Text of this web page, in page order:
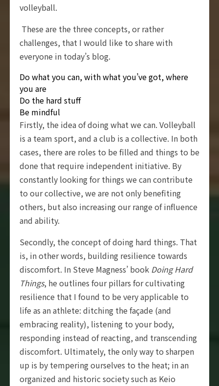
volleyball.
These are the three concepts, or rather
challenges, that I would like to share with
everyone in today’s blog.
Do what you can, with what you’ve got, where
you are
Do the hard stuff
Be mindful
Firstly, the idea of doing what we can. Volleyball
is a team sport, and a club is a collective. In both
cases, there are roles to be filled and things to be
done that require independent initiative. By
constantly looking for things we can contribute
to our collective, we are not only benefiting
others, but also increasing our range of influence
and ability.
Secondly, the concept of doing hard things. That
is, in other words, building resilience towards
discomfort. In Steve Magness’ book Doing Hard
Things, he outlines four pillars for cultivating
resilience that I found to be very applicable to
life as an athlete: ditching the façade (and
embracing reality), listening to your body,
responding instead of reacting, and transcending
discomfort. Ultimately, the only way to sharpen
up is by tempering ourselves to the heat; in an
organized and historic society such as Keio